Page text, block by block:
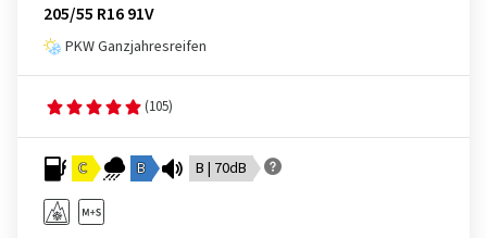
205/55 R16 91V
PKW Ganzjahresreifen
(105)
C B B | 70dB